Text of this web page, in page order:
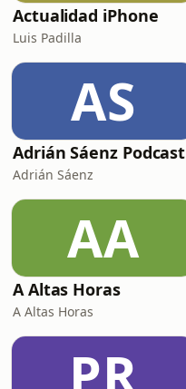
Actualidad iPhone
Luis Padilla
AS
Adrián Sáenz Podcast
Adrián Sáenz
AA
A Altas Horas
A Altas Horas
PR